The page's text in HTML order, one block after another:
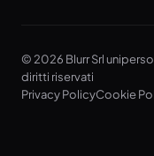
© 2026 Blurr Srl
diritti riservati
Privacy PolicyCookie